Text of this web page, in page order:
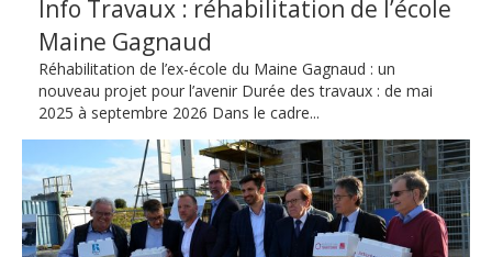
Info Travaux : réhabilitation de l’école
Maine Gagnaud
Réhabilitation de l’ex-école du Maine Gagnaud : un
nouveau projet pour l’avenir Durée des travaux : de mai
2025 à septembre 2026 Dans le cadre...